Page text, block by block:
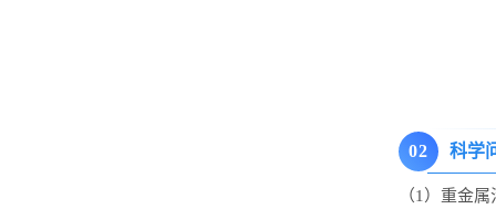
02 科学
（1）重金